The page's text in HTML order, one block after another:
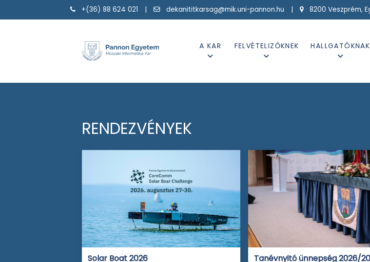
+(36) 88 624 021 | dekanititkarsag@mik.uni-pannon.hu | 8200 Veszprém,
A KAR FELVÉTELIZŐKNEK HALLGATÓKNAK
RENDEZVÉNYEK
Solar Boat 2026
Tanévnyitó ünnepség 2026/